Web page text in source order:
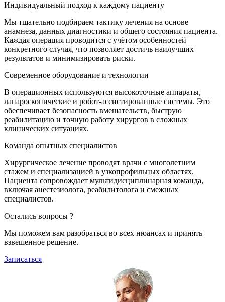
Индивидуальный подход к каждому пациенту
Мы тщательно подбираем тактику лечения на основе
анамнеза, данных диагностики и общего состояния пациента.
Каждая операция проводится с учётом особенностей
конкретного случая, что позволяет достичь наилучших
результатов и минимизировать риски.
Современное оборудование и технологии
В операционных используются высокоточные аппараты,
лапароскопические и робот-ассистированные системы. Это
обеспечивает безопасность вмешательств, быструю
реабилитацию и точную работу хирургов в сложных
клинических ситуациях.
Команда опытных специалистов
Хирургическое лечение проводят врачи с многолетним
стажем и специализацией в узкопрофильных областях.
Пациента сопровождает мультидисциплинарная команда,
включая анестезиолога, реабилитолога и смежных
специалистов.
Остались вопросы ?
Мы поможем вам разобраться во всех нюансах и принять
взвешенное решение.
Записаться